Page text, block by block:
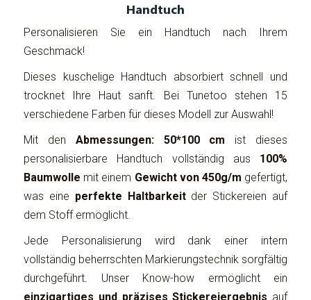
Handtuch
Personalisieren Sie ein Handtuch nach Ihrem
Geschmack!
Dieses kuschelige Handtuch absorbiert schnell und
trocknet Ihre Haut sanft. Bei Tunetoo stehen 15
verschiedene Farben für dieses Modell zur Auswahl!
Mit den Abmessungen: 50*100 cm ist dieses
personalisierbare Handtuch vollständig aus 100%
Baumwolle mit einem Gewicht von 450g/m gefertigt,
was eine perfekte Haltbarkeitder Stickereien auf
dem Stoff ermöglicht.
Jede Personalisierung wird dank einer intern
vollständig beherrschten Markierungstechnik sorgfältig
durchgeführt. Unser Know-how ermöglicht ein
einzigartiges und präzises Stickereiergebnis auf